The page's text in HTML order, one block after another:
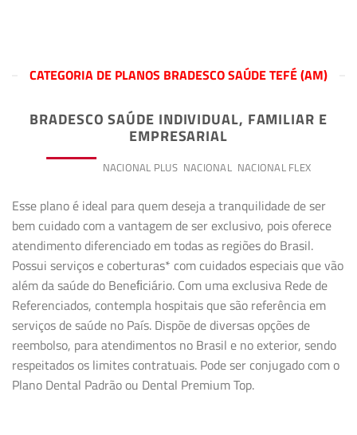
CATEGORIA DE PLANOS BRADESCO SAÚDE TEFÉ (AM)
BRADESCO SAÚDE INDIVIDUAL, FAMILIAR E
EMPRESARIAL
NACIONAL PLUS NACIONAL NACIONAL FLEX
Esse plano é ideal para quem deseja a tranquilidade de ser
bem cuidado com a vantagem de ser exclusivo, pois oferece
atendimento diferenciado em todas as regiões do Brasil.
Possui serviços e coberturas* com cuidados especiais que vão
além da saúde do Beneﬁciário. Com uma exclusiva Rede de
Referenciados, contempla hospitais que são referência em
serviços de saúde no País. Dispõe de diversas opções de
reembolso, para atendimentos no Brasil e no exterior, sendo
respeitados os limites contratuais. Pode ser conjugado com o
Plano Dental Padrão ou Dental Premium Top.